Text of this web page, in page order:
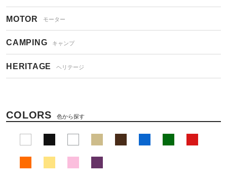
MOTOR モーター
CAMPING キャンプ
HERITAGE ヘリテージ
COLORS 色から探す